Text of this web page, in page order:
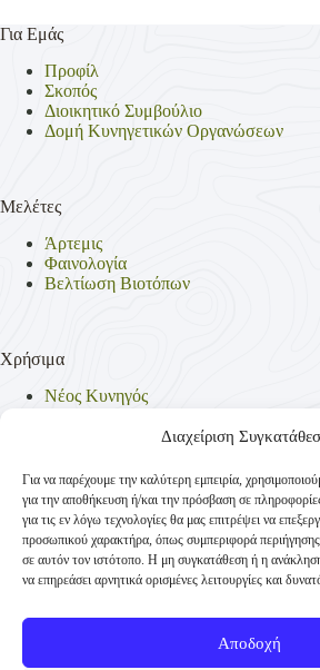
Διαχείριση
Για να παρέχουμε την καλύτερη εμπειρία,
για την αποθήκευση ή/και την πρόσβαση σε
για τις εν λόγω τεχνολογίες θα μας επιτρέψει να
προσωπικού χαρακτήρα, όπως συμπεριφορά
σε αυτόν τον ιστότοπο. Η μη συγκατάθεση ή η
να επηρεάσει αρνητικά ορισμένες λειτουργίες και
Αποδοχή
Για Εμάς
Προφίλ
Σκοπός
Διοικητικό Συμβούλιο
Δομή Κυνηγετικών Οργανώσεων
Μελέτες
Άρτεμις
Φαινολογία
Βελτίωση Βιοτόπων
Χρήσιμα
Νέος Κυνηγός
Νομοθεσία
Πολιτική Απορρήτου
Πολιτική Cookies (ΕΕ)
Επικοινωνία
Κυνηγετική Συνομοσπονδία Ελλάδος